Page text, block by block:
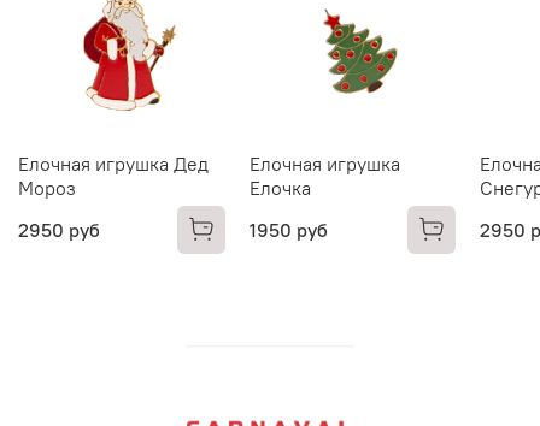
Елочная игрушка Дед
Мороз
2950 руб
Елочная игрушка
Елочка
1950 руб
2950